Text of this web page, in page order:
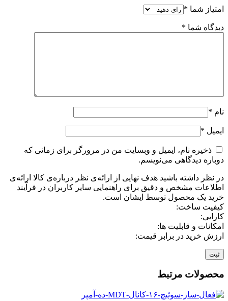
امتیاز شما *
دیدگاه شما *
نام *
ایمیل *
ذخیره نام، ایمیل و وبسایت من در مرورگر برای زمانی که
دوباره دیدگاهی می‌نویسم.
در نظر داشته باشید هدف نهایی از ارائه‌ی نظر درباره‌ی کالا ارائه‌ی
اطلاعات مشخص و دقیق برای راهنمایی سایر کاربران در فرآیند
خرید یک محصول توسط ایشان است.
کیفیت ساخت:
کارایی:
امکانات و قابلیت ها:
ارزش خرید در برابر قیمت:
محصولات مرتبط